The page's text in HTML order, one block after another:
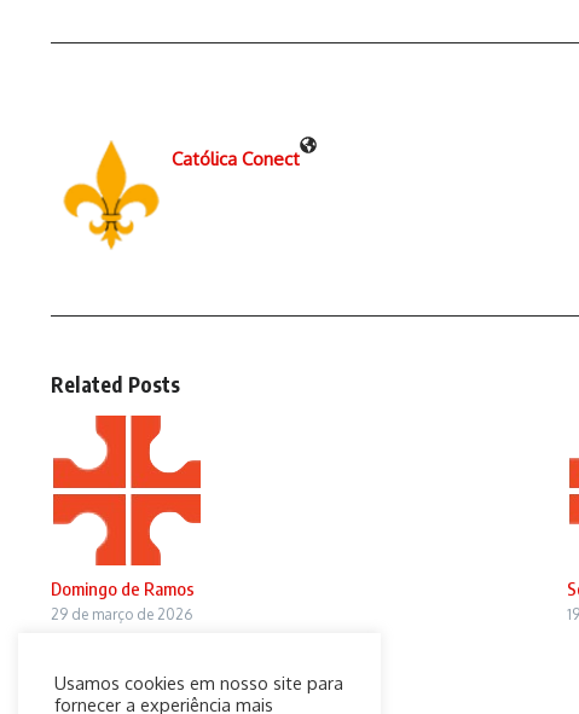
Católica Conect
Related Posts
Domingo de Ramos
29 de março de 2026
Usamos cookies em nosso site para
fornecer a experiência mais